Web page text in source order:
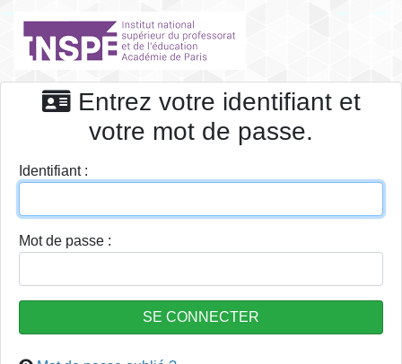
Entrez votre identifiant et
votre mot de passe.
dentifiant :
Mot de passe :